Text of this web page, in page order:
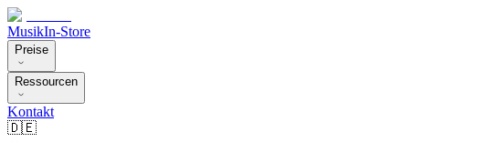
MusikIn-Store
Preise
Ressourcen
Kontakt
🇩🇪